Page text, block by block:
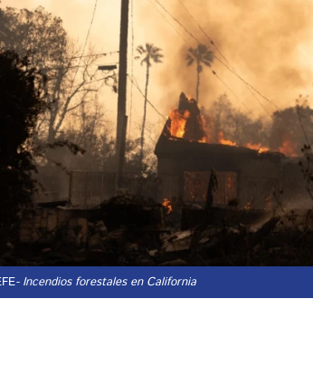
- Incendios forestales en California